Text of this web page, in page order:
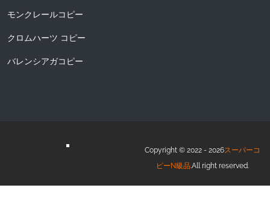
モンクレールコピー
クロムハーツ コピー
バレンシアガコピー
Copyright © 2022 - 2026スーパーコ
ピーN級品.All right reserved.